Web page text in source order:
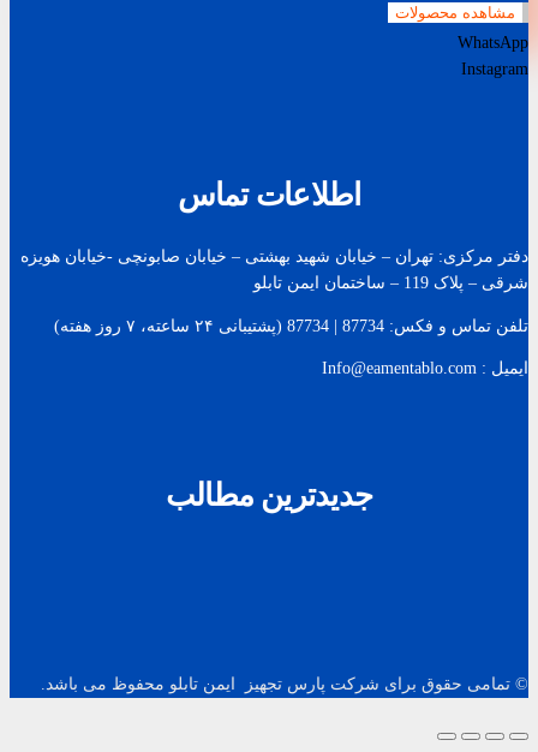
مشاهده محصولات
WhatsApp
Instagram
اطلاعات تماس
دفتر مرکزی: تهران – خیابان شهید بهشتی – خیابان صابونچی -خیابان هويزه
شرقی – پلاک 119 – ساختمان ایمن تابلو
تلفن تماس و فکس: 87734 | 87734 (پشتیبانی ۲۴ ساعته، ۷ روز هفته)
ایمیل : Info@eamentablo.com
جدیدترین مطالب
© تمامی حقوق برای شرکت پارس تجهیز ایمن تابلو محفوظ می باشد.